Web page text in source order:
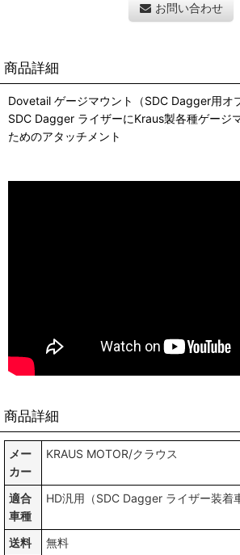
お問い合わせ
商品詳細
Dovetail ゲージマウント（SDC Dagger用オ
SDC Dagger ライザーにKraus製各種ゲージ
ためのアタッチメント
商品詳細
メー
カー
KRAUS MOTOR/クラウス
適合
車種
HD汎用（SDC Dagger ライザー装着
送料 無料